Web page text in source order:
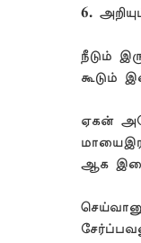
6.
நீடும்
கூடும்
ஏகன்
ஆக